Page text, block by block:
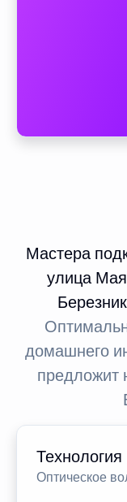
Мастера
улица
домашнего
предложит
Оптическое